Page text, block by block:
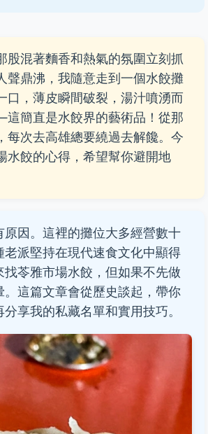
股混著麵香和熱氣的氛圍立刻抓
聲鼎沸，我隨意走到一個水餃攤
口，薄皮瞬間破裂，湯汁噴湧而
簡直是水餃界的藝術品！從那
每次去高雄總要繞過去解饞。今
水餃的心得，希望幫你避開地
因。這裡的攤位大多經營數十
派堅持在現代速食文化中顯得
苓雅市場水餃，但如果不先做
這篇文章會從歷史談起，帶你
享我的私藏名單和實用技巧。